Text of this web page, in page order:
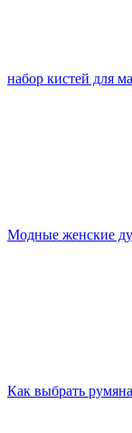
набор кистей для
Модные женские
Как выбрать